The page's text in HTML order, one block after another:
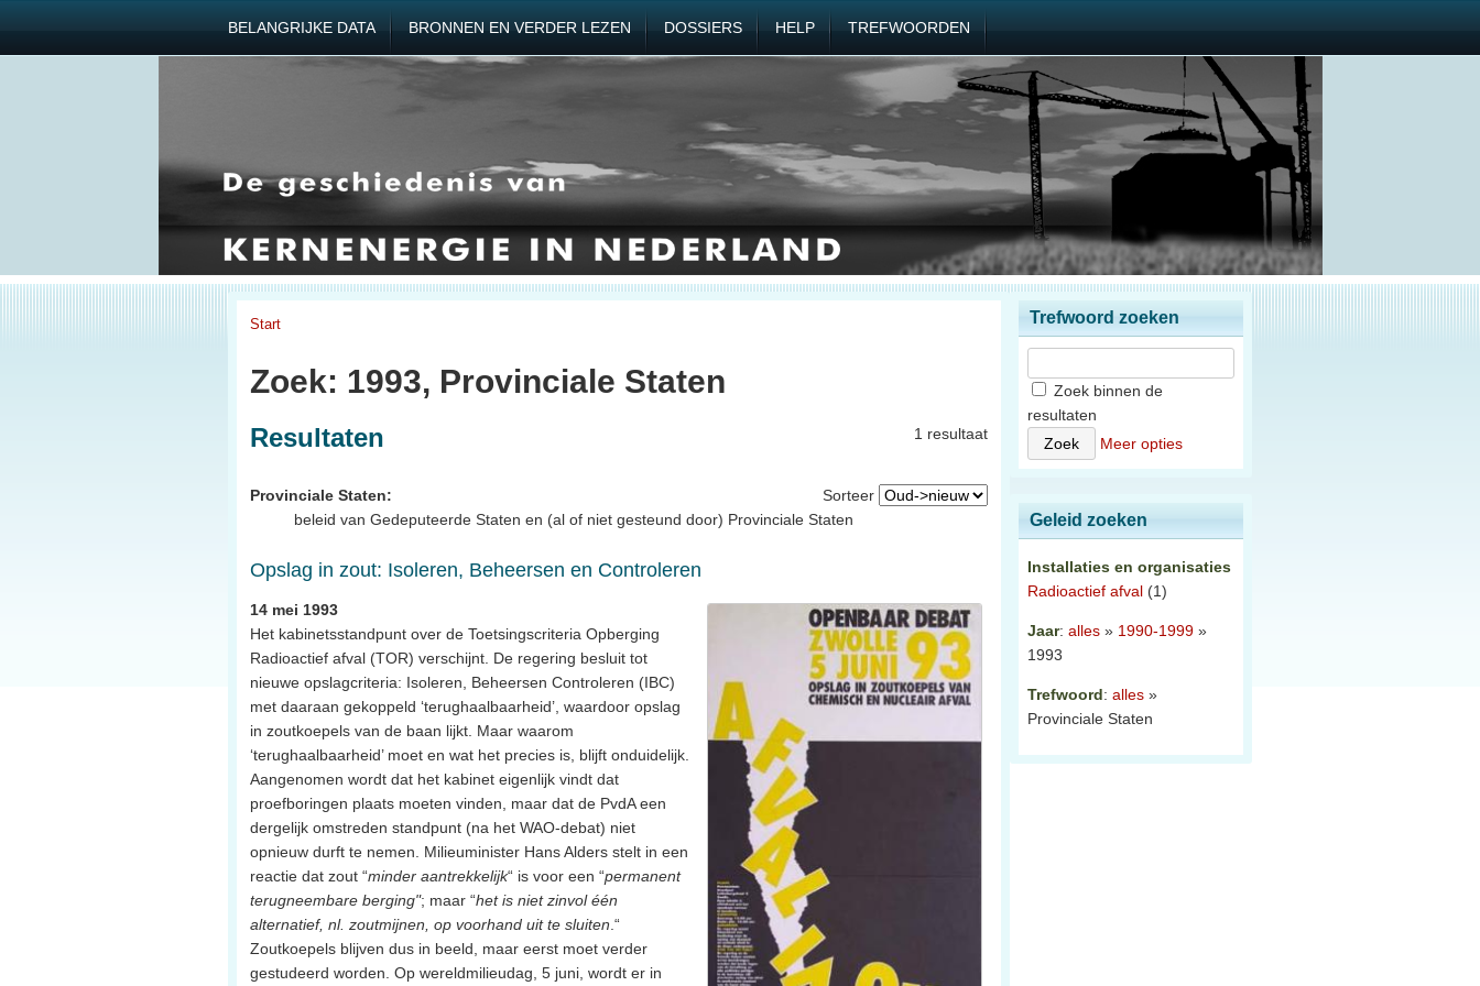
BELANGRIJKE DATA BRONNEN EN VERDER LEZEN DOSSIERS HELP TREFWOORDEN
Start
Zoek: 1993, Provinciale Staten
1 resultaat
Resultaten
Sorteer
Provinciale Staten:
beleid van Gedeputeerde Staten en (al of niet gesteund door) Provinciale Staten
Opslag in zout: Isoleren, Beheersen en Controleren
14 mei 1993
Het kabinetsstandpunt over de Toetsingscriteria Opberging
Radioactief afval (TOR) verschijnt. De regering besluit tot
nieuwe opslagcriteria: Isoleren, Beheersen Controleren (IBC)
met daaraan gekoppeld ‘terughaalbaarheid’, waardoor opslag
in zoutkoepels van de baan lijkt. Maar waarom
‘terughaalbaarheid’ moet en wat het precies is, blijft onduidelijk.
Aangenomen wordt dat het kabinet eigenlijk vindt dat
proefboringen plaats moeten vinden, maar dat de PvdA een
dergelijk omstreden standpunt (na het WAO-debat) niet
opnieuw durft te nemen. Milieuminister Hans Alders stelt in een
reactie dat zout “minder aantrekkelijk“ is voor een “permanent
terugneembare berging"; maar “het is niet zinvol één
alternatief, nl. zoutmijnen, op voorhand uit te sluiten .“
Zoutkoepels blijven dus in beeld, maar eerst moet verder
gestudeerd worden. Op wereldmilieudag, 5 juni, wordt er in
Trefwoord zoeken
Zoek binnen de
resultaten
Meer opties
Geleid zoeken
Installaties en organisaties
Radioactief afval (1)
Jaar: alles » 1990-1999 »
1993
Trefwoord: alles »
Provinciale Staten